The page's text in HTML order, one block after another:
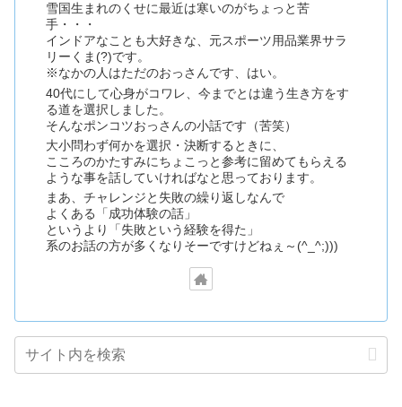
雪国生まれのくせに最近は寒いのがちょっと苦
手・・・
インドアなことも大好きな、元スポーツ用品業界サラ
リーくま(?)です。
※なかの人はただのおっさんです、はい。
40代にして心身がコワレ、今までとは違う生き方をす
る道を選択しました。
そんなポンコツおっさんの小話です（苦笑）
大小問わず何かを選択・決断するときに、
こころのかたすみにちょこっと参考に留めてもらえる
ような事を話していければなと思っております。
まあ、チャレンジと失敗の繰り返しなんで
よくある「成功体験の話」
というより「失敗という経験を得た」
系のお話の方が多くなりそーですけどねぇ～(^_^;)))